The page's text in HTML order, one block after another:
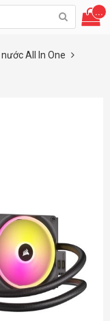
...
All In One